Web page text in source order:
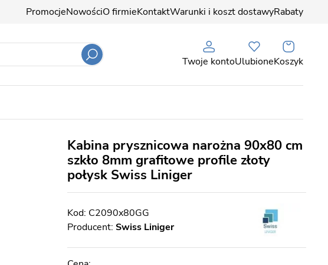
PromocjeNowościO firmieKontaktWarunki i koszt dostawyRabaty
Twoje kontoUlubioneKoszyk
Kabina prysznicowa narożna 90x80 cm
szkło 8mm grafitowe profile złoty
połysk Swiss Liniger
C2090x80GG
Producent: Swiss Liniger